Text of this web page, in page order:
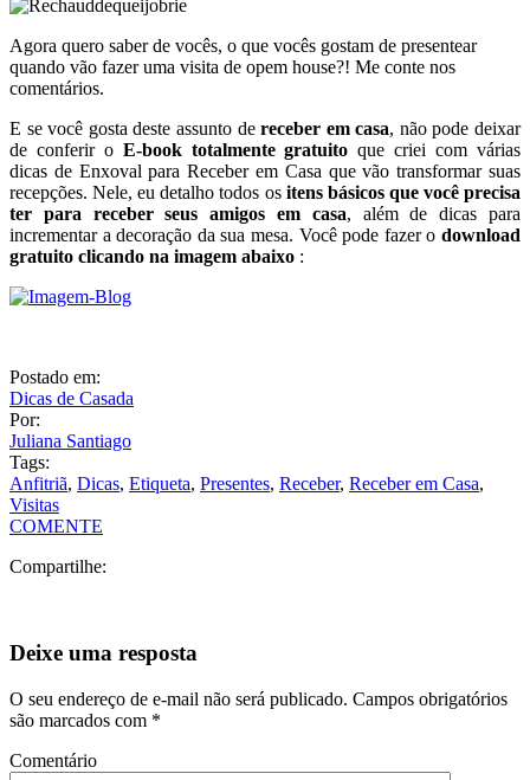
Agora quero saber de vocês, o que vocês gostam de presentear
quando vão fazer uma visita de opem house?! Me conte nos
comentários.
E se você gosta deste assunto dereceber em casa, não pode deixar
de conferir o E-book totalmente gratuito que criei com várias
dicas de Enxoval para Receber em Casa que vão transformar suas
recepções. Nele, eu detalho todos os itens básicos que você precisa
ter para receber seus amigos em casa, além de dicas para
incrementar a decoração da sua mesa. Você pode fazer o download
gratuito clicando na imagem abaixo :
Postado em:
Dicas de Casada
Por:
Juliana Santiago
Tags:
Anfitriã, Dicas, Etiqueta, Presentes, Receber, Receber em Casa,
Visitas
COMENTE
Compartilhe:
Deixe uma resposta
O seu endereço de e-mail não será publicado. Campos obrigatórios
são marcados com *
Comentário